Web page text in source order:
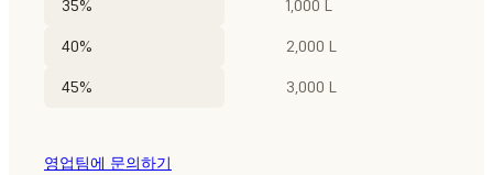
35% 1,000 L
40% 2,000 L
45% 3,000 L
영업팀에 문의하기